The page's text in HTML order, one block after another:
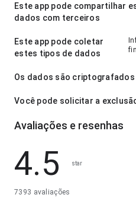
Este app pode compartilhar
dados com terceiros
Este app pode coletar
estes tipos de dados
Os dados são
Você pode solicitar a
Avaliações e resenhas
4.5 star
7393 avaliações